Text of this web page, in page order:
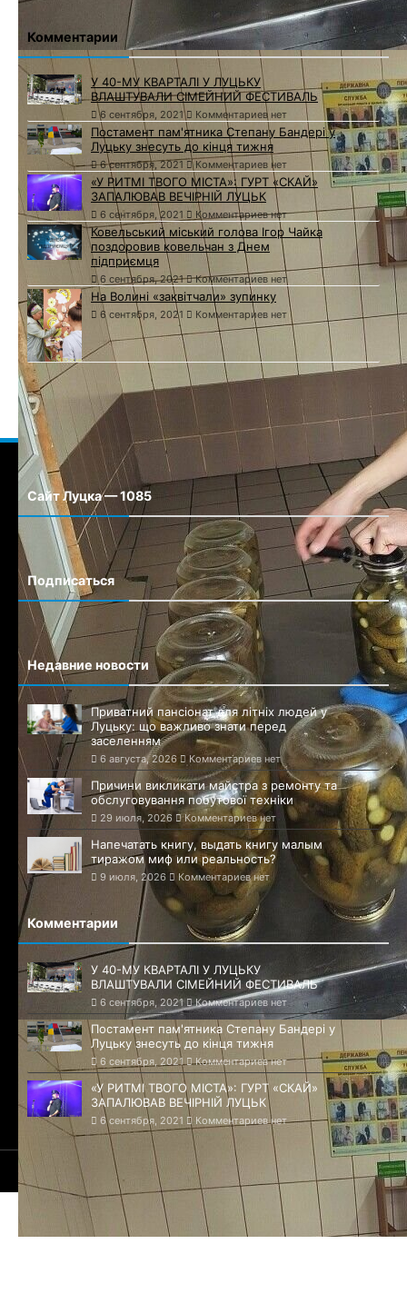
Комментарии
У 40-МУ КВАРТАЛІ У ЛУЦЬКУ
ВЛАШТУВАЛИ СІМЕЙНИЙ ФЕСТИВАЛЬ
6 сентября, 2021 Комментариев нет
Постамент пам'ятника Степану Бандері у
Луцьку знесуть до кінця тижня
6 сентября, 2021 Комментариев нет
«У РИТМІ ТВОГО МІСТА»: ГУРТ «СКАЙ»
ЗАПАЛЮВАВ ВЕЧІРНІЙ ЛУЦЬК
6 сентября, 2021 Комментариев нет
Ковельський міський голова Ігор Чайка
поздоровив ковельчан з Днем
підприємця
6 сентября, 2021 Комментариев нет
На Волині «заквітчали» зупинку
6 сентября, 2021 Комментариев нет
Сайт Луцка — 1085
Сайт города Луцка
Подписаться
Недавние новости
Приватний пансіонат для літніх людей у
Луцьку: що важливо знати перед
заселенням
6 августа, 2026 Комментариев нет
Причини викликати майстра з ремонту та
обслуговування побутової техніки
29 июля, 2026 Комментариев нет
Напечатать книгу, выдать книгу малым
тиражом миф или реальность?
9 июля, 2026 Комментариев нет
Комментарии
У 40-МУ КВАРТАЛІ У ЛУЦЬКУ
ВЛАШТУВАЛИ СІМЕЙНИЙ ФЕСТИВАЛЬ
6 сентября, 2021 Комментариев нет
Постамент пам'ятника Степану Бандері у
Луцьку знесуть до кінця тижня
6 сентября, 2021 Комментариев нет
«У РИТМІ ТВОГО МІСТА»: ГУРТ «СКАЙ»
ЗАПАЛЮВАВ ВЕЧІРНІЙ ЛУЦЬК
6 сентября, 2021 Комментариев нет
© 2021-2026 Сайт Луцка - 1085